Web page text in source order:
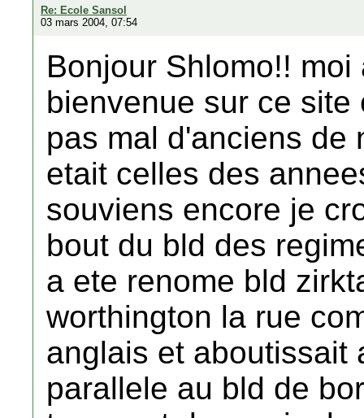
Re: Ecole Sansol
03 mars 2004, 07:54
Bonjour Shlomo!!
bienvenue sur ce
pas mal d'anciens de
etait celles des
souviens encore je
bout du bld des
a ete renome bld
worthington la rue
anglais et aboutissait
parallele au bld de